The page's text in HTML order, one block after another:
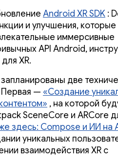
Android XR SDK :
и улучшения, которые
иммерсивные
API Android,
XR.
две
Первая — «Создание
, на которой
SceneCore и ARCore
здесь: Compose и ИИ на
уникальных
взаимодействия XR с